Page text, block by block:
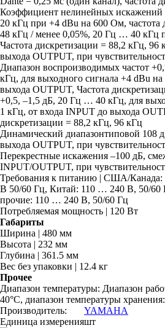
Коэффициент нелинейных
20 кГц при +4 dBu на 600 Ом, частота
48 кГц / менее 0,05%, 20 Гц … 40 кГц
Частота дискретизации = 88,2 кГц, 96
выхода OUTPUT, при
Диапазон воспроизводимых частот
кГц, для выходного сигнала +4 dBu
выхода OUTPUT, Частота
+0,5, –1,5 дБ, 20 Гц … 40 кГц, для
1 кГц, от входа INPUT до выхода
дискретизации = 88,2 кГц, 96 кГц
Динамический диапазонтиповой 108
выхода OUTPUT, при
Перекрестные искажения –100 дБ,
INPUT/OUTPUT, при
Требования к питанию | США/
В 50/60 Гц, Китай: 110 … 240 В, 50/60
прочие: 110 … 240 В, 50/60 Гц
Потребляемая мощность | 120 Вт
Габариты
Ширина | 480 мм
Высота | 232 мм
Глубина | 361.5 мм
Вес без упаковки | 12.4 кг
Прочее
Диапазон температуры: Диапазон
40°C, диапазон температуры
Производитель:
YAMAHA
Единица измеренияшт